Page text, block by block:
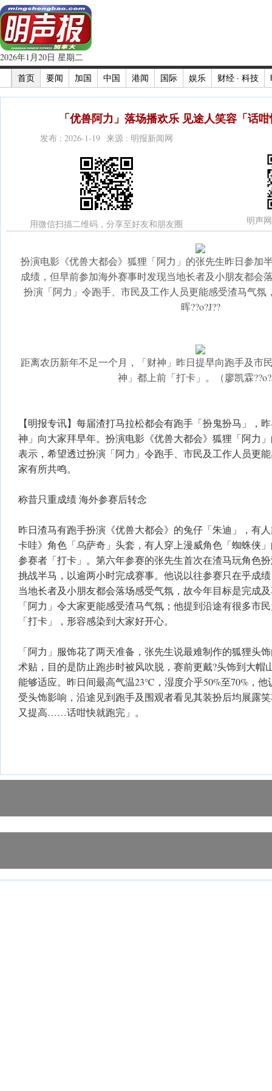
2026年1月20日 星期二
首页
要闻 加国 中国 港闻 国际 娱乐 财经 · 科技
「优兽阿力」落场播欢乐 见途人笑容「话
发布 : 2026-1-19 来源 : 明报新闻网
用微信扫描二维码，分享至好友和朋友圈 明声
扮演电影《优兽大都会》狐狸「阿力」的张先生昨日参加
成绩，但早前参加海外赛事时发现当地长者及小朋友都会
扮演「阿力」令跑手、市民及工作人员更能感受渣马气氛
晖??o?J??
距离农历新年不足一个月，「财神」昨日提早向跑手及市
神」都上前「打卡」。（廖凯霖
【明报专讯】每届渣打马拉松都会有跑手「扮鬼扮马」，
神」向大家拜早年。扮演电影《优兽大都会》狐狸「阿力
表示，希望透过扮演「阿力」令跑手、市民及工作人员更
家有所共鸣。
称昔只重成绩 海外参赛后转念
昨日渣马有跑手扮演《优兽大都会》的兔仔「朱迪」，有
卡哇》角色「乌萨奇」头套，有人穿上漫威角色「蜘蛛侠
参赛者「打卡」。第六年参赛的张先生首次在渣马玩角色
挑战半马，以逾两小时完成赛事。他说以往参赛只在乎成
当地长者及小朋友都会落场感受气氛，故今年目标是完成
「阿力」令大家更能感受渣马气氛；他提到沿途有很多市
「打卡」，形容感染到大家好开心。
「阿力」服饰花了两天准备，张先生说最难制作的狐狸头
术贴，目的是防止跑步时被风吹脱，赛前更戴?头饰到大帽
能够适应。昨日间最高气温23℃，湿度介乎50%至70%，
受头饰影响，沿途见到跑手及围观者看见其装扮后均展露
又提高……话咁快就跑完」。